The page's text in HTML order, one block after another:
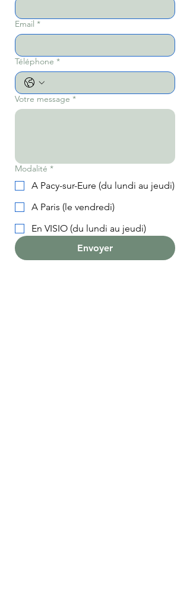
Email *
Téléphone *
Votre message *
Modalité *
A Pacy-sur-Eure (du lundi au jeudi)
A Paris (le vendredi)
En VISIO (du lundi au jeudi)
Envoyer